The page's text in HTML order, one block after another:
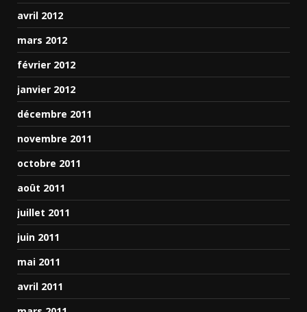
avril 2012
mars 2012
février 2012
janvier 2012
décembre 2011
novembre 2011
octobre 2011
août 2011
juillet 2011
juin 2011
mai 2011
avril 2011